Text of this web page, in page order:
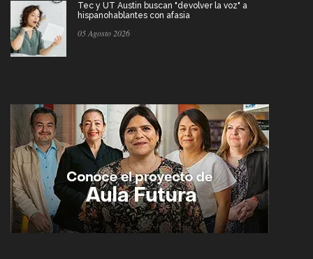
Tec y UT Austin buscan "devolver la voz" a
hispanohablantes con afasia
05 Agosto 2026